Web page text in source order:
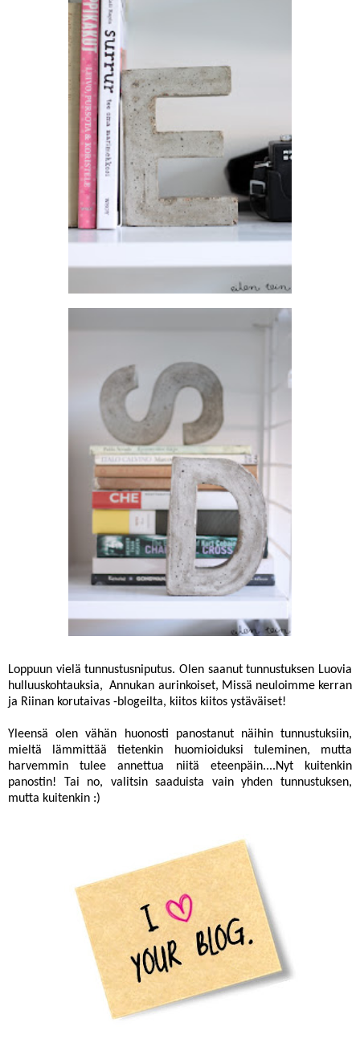
Loppuun vielä tunnustusniputus. Olen saanut tunnustuksen Luovia
hulluuskohtauksia,Annukan aurinkoiset, Missä neuloimme kerran
ja Riinan korutaivas -blogeilta, kiitos kiitos ystäväiset!
Yleensä olen vähän huonosti panostanut näihin tunnustuksiin,
mieltä lämmittää tietenkin huomioiduksi tuleminen, mutta
harvemmin tulee annettua niitä eteenpäin....Nyt kuitenkin
panostin! Tai no, valitsin saaduista vain yhden tunnustuksen,
mutta kuitenkin :)